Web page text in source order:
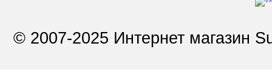
© 2007-2025 Интернет магазин